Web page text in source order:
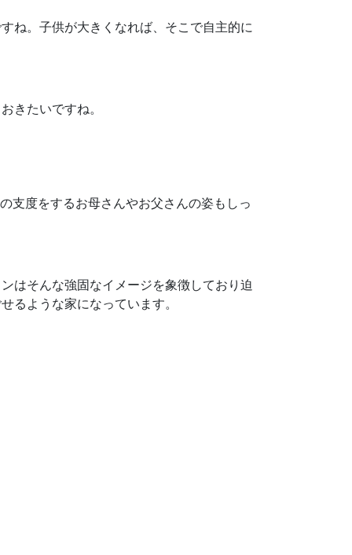
ね。子供が大きくなれば、そこで自主的に
きたいですね。
支度をするお母さんやお父さんの姿もしっ
はそんな強固なイメージを象徴しており迫
るような家になっています。